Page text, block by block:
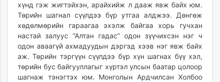
хүнд гэж жигтэйхэн, арайхийж л дааж явж байх юм.
Төрийн шагнал сүүлдээ бүр утгаа алджээ. Дөнгөж
хөдөлмөрийн гараагаа эхэлж байгаа хорь гучхан
настай залуус “Алтан гадас” одон зүүчихсэн нэг ч
одон аваагүй ахмадуудын дэргэд хээв нэг явж байх
аж. Төрийн тэргүүн сүүлдээ бүр хүн шагнах бүү хэл,
төрийн бус байгууллагыг хүртэл улсын баатар цолоор
шагнаж тэнэгтэх юм. Монголын Ардчилсан Холбоо